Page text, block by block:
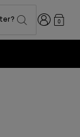
Login0